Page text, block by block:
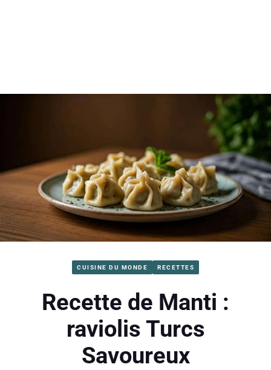
CUISINE DU MONDE RECETTES
Recette de Manti :
raviolis Turcs
Savoureux